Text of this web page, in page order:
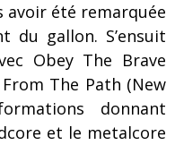
avoir été remarquée
du gallon. S’ensuit
Obey The Brave
The Path (New
donnant
et le metalcore